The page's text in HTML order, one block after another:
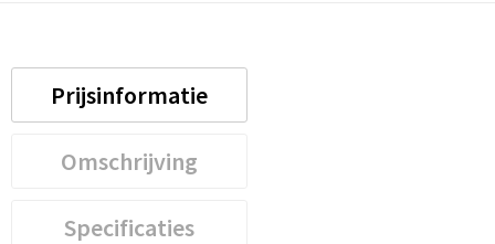
Prijsinformatie
Omschrijving
Specificaties